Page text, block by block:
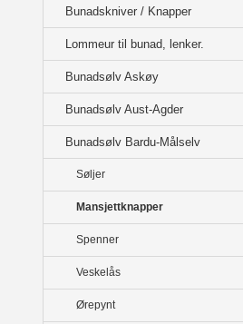
Bunadskniver / Knapper
Lommeur til bunad, lenker.
Bunadsølv Askøy
Bunadsølv Aust-Agder
Bunadsølv Bardu-Målselv
Søljer
Mansjettknapper
Spenner
Veskelås
Ørepynt